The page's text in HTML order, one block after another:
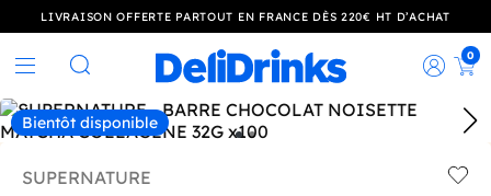
LIVRAISON OFFERTE PARTOUT EN FRANCE DÈS 220€ HT D’ACHAT
Rechercher
0
Bientôt disponible
SUPERNATURE